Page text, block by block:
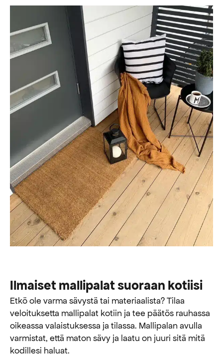
Ilmaiset mallipalat suoraan kotiisi
Etkö ole varma sävystä tai materiaalista? Tilaa
veloituksetta mallipalat kotiin ja tee päätös rauhassa
oikeassa valaistuksessa ja tilassa. Mallipalan avulla
varmistat, että maton sävy ja laatu on juuri sitä mitä
kodillesi haluat.